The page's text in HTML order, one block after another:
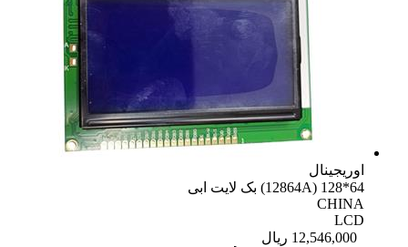
اوریجینال
64*128 (12864A) بک لایت ابی
CHINA
LCD
12,546,000 ریال